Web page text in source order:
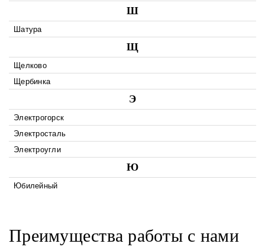
Ш
Шатура
Щ
Щелково
Щербинка
Э
Электрогорск
Электросталь
Электроугли
Ю
Юбилейный
Преимущества работы с нами